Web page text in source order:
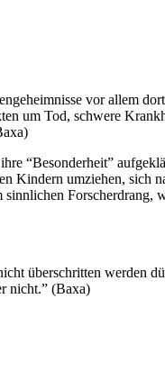
vor allem
um Tod, schwere
“Besonderheit”
Kindern umziehen,
überschritten werden
nicht.” (Baxa)